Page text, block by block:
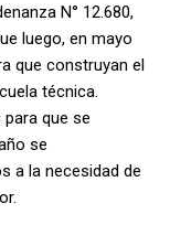
N° 12.680,
luego, en mayo
que construyan el
técnica.
que se
se
a la necesidad de